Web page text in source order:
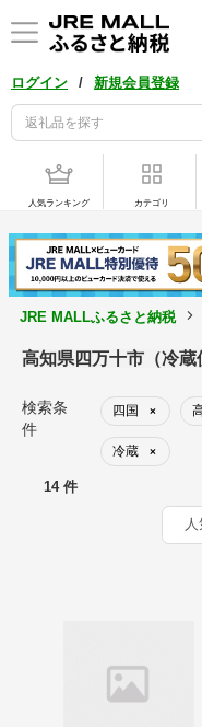
ログイン / 新規会員登録
人気ランキング カテゴリ
JRE MALLふるさと納税
高知県四万十市（冷
検索条
件
四国 ×
冷蔵 ×
14 件